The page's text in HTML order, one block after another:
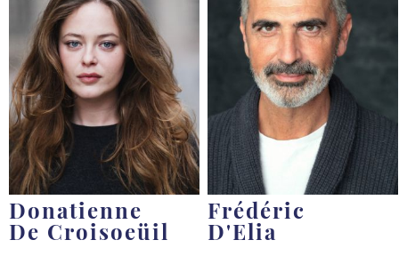
Donatienne
De Croisoeüil
Frédéric
D'Elia